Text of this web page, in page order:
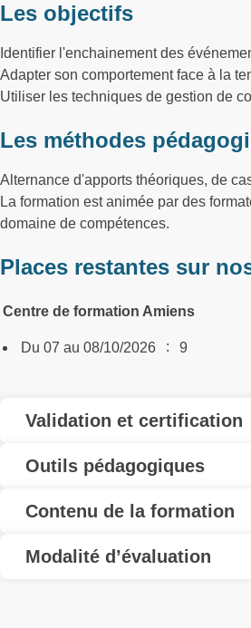
Les objectifs
Identifier l'enchainement des
Adapter son comportement face à la
Utiliser les techniques de gestion de
Les méthodes
Alternance d'apports théoriques, de
La formation est animée par des
domaine de compétences.
Places restantes sur
Centre de formation Amiens
Du 07 au 08/10/2026 : 9
Validation et certification
Outils pédagogiques
Contenu de la formation
Modalité d’évaluation